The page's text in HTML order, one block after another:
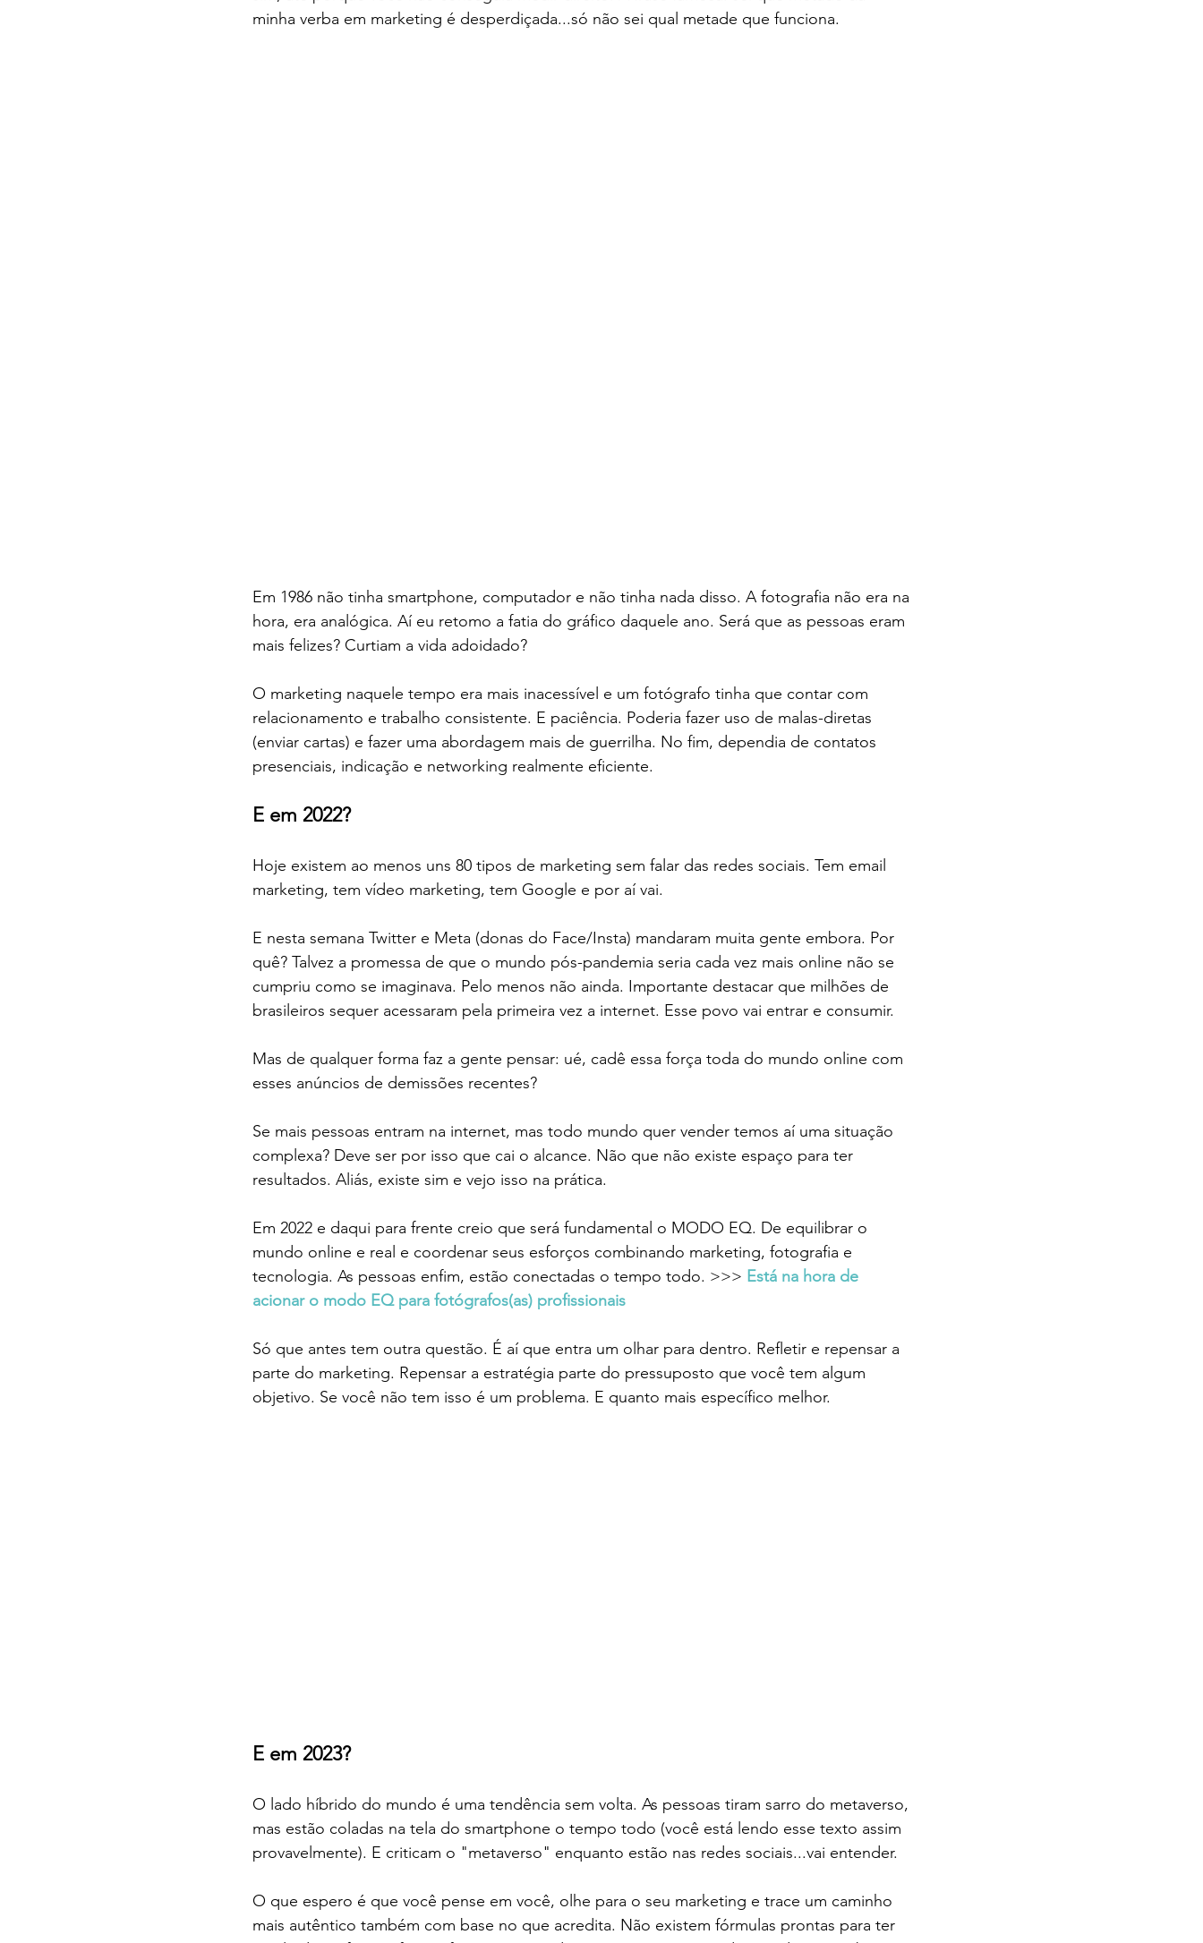
minha verba em marketing é desperdiçada...só não sei qual metade que funciona.
Em 1986 não tinha smartphone, computador e não tinha nada disso. A fotografia não era na
hora, era analógica. Aí eu retomo a fatia do gráfico daquele ano. Será que as pessoas eram
mais felizes? Curtiam a vida adoidado?
O marketing naquele tempo era mais inacessível e um fotógrafo tinha que contar com
relacionamento e trabalho consistente. E paciência. Poderia fazer uso de malas-diretas
(enviar cartas) e fazer uma abordagem mais de guerrilha. No fim, dependia de contatos
presenciais, indicação e networking realmente eficiente.
E em 2022?
Hoje existem ao menos uns 80 tipos de marketing sem falar das redes sociais. Tem email
marketing, tem vídeo marketing, tem Google e por aí vai.
E nesta semana Twitter e Meta (donas do Face/Insta) mandaram muita gente embora. Por
quê? Talvez a promessa de que o mundo pós-pandemia seria cada vez mais online não se
cumpriu como se imaginava. Pelo menos não ainda. Importante destacar que milhões de
brasileiros sequer acessaram pela primeira vez a internet. Esse povo vai entrar e consumir.
Mas de qualquer forma faz a gente pensar: ué, cadê essa força toda do mundo online com
esses anúncios de demissões recentes?
Se mais pessoas entram na internet, mas todo mundo quer vender temos aí uma situação
complexa? Deve ser por isso que cai o alcance. Não que não existe espaço para ter
resultados. Aliás, existe sim e vejo isso na prática.
Em 2022 e daqui para frente creio que será fundamental o MODO EQ. De equilibrar o
mundo online e real e coordenar seus esforços combinando marketing, fotografia e
tecnologia. As pessoas enfim, estão conectadas o tempo todo. >>> Está na hora de
acionar o modo EQ para fotógrafos(as) profissionais
Só que antes tem outra questão. É aí que entra um olhar para dentro. Refletir e repensar a
parte do marketing. Repensar a estratégia parte do pressuposto que você tem algum
objetivo. Se você não tem isso é um problema. E quanto mais específico melhor.
E em 2023?
O lado híbrido do mundo é uma tendência sem volta. As pessoas tiram sarro do metaverso,
mas estão coladas na tela do smartphone o tempo todo (você está lendo esse texto assim
provavelmente). E criticam o "metaverso" enquanto estão nas redes sociais...vai entender.
O que espero é que você pense em você, olhe para o seu marketing e trace um caminho
mais autêntico também com base no que acredita. Não existem fórmulas prontas para ter